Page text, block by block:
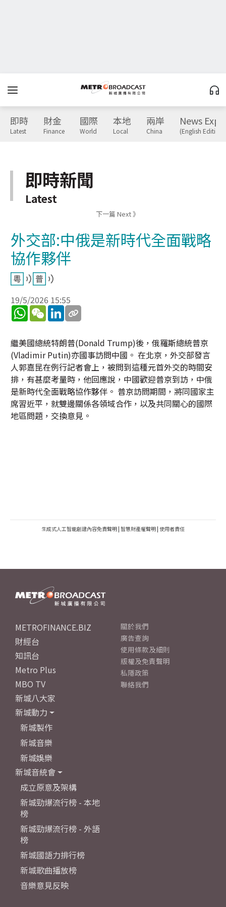
即時
Latest
財金
Finance
國際
World
本地
Local
兩岸
China
News
(English Edition)
即時新聞
Latest
下一篇 Next 》
外交部:中俄是新時代全面戰略
協作夥伴
19/5/2026 15:55
WhatsApp
WeChatLinkedIn
繼美國總統特朗普(Donald Trump)後，俄羅斯總統普京
(Vladimir Putin)亦國事訪問中國。 在北京，外交部發言
人郭嘉昆在例行記者會上，被問到這種元首外交的時間安
排，有甚麼考量時，他回應說，中國歡迎普京到訪，中俄
是新時代全面戰略協作夥伴。 普京訪問期間，將同國家主
席習近平，就雙邊關係各領域合作，以及共同關心的國際
地區問題，交換意見。
生成式人工智能創建內容免責聲明 | 智慧財產權聲明 | 使用者責任
METROFINANCE.BIZ
財經台
知訊台
Metro Plus
MBO TV
新城八大家
新城動力
新城製作
新城音樂
新城娛樂
新城音統會
成立原意及架構
新城勁爆流行榜 - 本地
榜
新城勁爆流行榜 - 外語
榜
新城國語力排行榜
新城歌曲播放榜
音樂意見反映
關於我們
廣告查詢
使用條款及細則
版權及免責聲明
私隱政策
聯絡我們